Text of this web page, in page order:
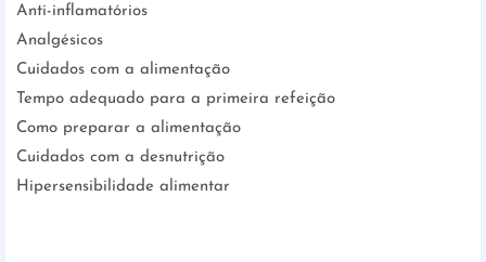
Anti-inflamatórios
Analgésicos
Cuidados com a alimentação
Tempo adequado para a primeira refeição
Como preparar a alimentação
Cuidados com a desnutrição
Hipersensibilidade alimentar